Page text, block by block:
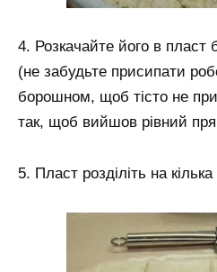
4. Розкачайте його в
(не забудьте присипати
борошном, щоб тісто не
так, щоб вийшов рівний
5. Пласт розділіть на